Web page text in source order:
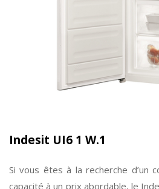
Indesit UI6 1 W.1
Si vous êtes à la recherche d’un
capacité à un prix abordable, le